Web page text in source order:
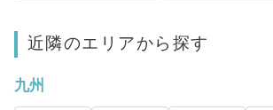
近隣のエリアから探す
九州